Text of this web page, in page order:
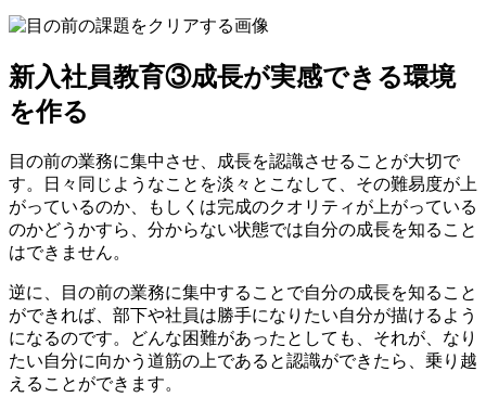
新入社員教育③成長が実感できる環境
を作る
目の前の業務に集中させ、成長を認識させることが大切で
す。日々同じようなことを淡々とこなして、その難易度が上
がっているのか、もしくは完成のクオリティが上がっている
のかどうかすら、分からない状態では自分の成長を知ること
はできません。
逆に、目の前の業務に集中することで自分の成長を知ること
ができれば、部下や社員は勝手になりたい自分が描けるよう
になるのです。どんな困難があったとしても、それが、なり
たい自分に向かう道筋の上であると認識ができたら、乗り越
えることができます。